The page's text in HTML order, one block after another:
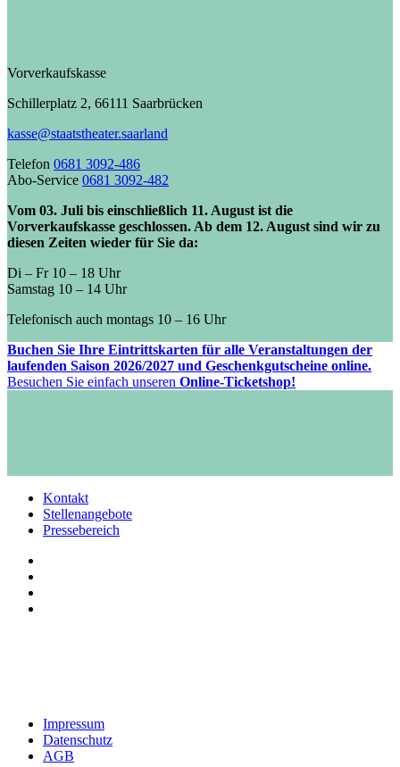
Vorverkaufskasse
Schillerplatz 2, 66111 Saarbrücken
kasse@staatstheater.saarland
Telefon 0681 3092-486
Abo-Service 0681 3092-482
Vom 03. Juli bis einschließlich 11. August ist die
Vorverkaufskasse geschlossen. Ab dem 12. August sind wir zu
diesen Zeiten wieder für Sie da:
Di – Fr 10 – 18 Uhr
Samstag 10 – 14 Uhr
Telefonisch auch montags 10 – 16 Uhr
Buchen Sie Ihre Eintrittskarten für alle Veranstaltungen der
laufenden Saison 2026/2027 und Geschenkgutscheine online.
Besuchen Sie einfach unseren Online-Ticketshop!
Kontakt
Stellenangebote
Pressebereich
Impressum
Datenschutz
AGB